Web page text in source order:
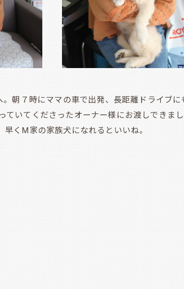
朝７時にママの車で出発、長距離ドライブに
いてくださったオーナー様にお渡しできま
くM家の家族犬になれるといいね。